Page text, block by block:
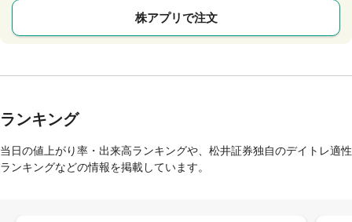
株アプリで注文
ランキング
当日の値上がり率・出来高ランキングや、松井証券独自のデイトレ適性
ランキングなどの情報を掲載しています。